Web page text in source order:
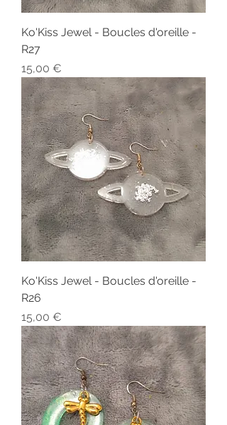
Ko'Kiss Jewel - Boucles d'oreille -
R27
Prix
15,00 €
Ko'Kiss Jewel - Boucles d'oreille -
R26
Prix
15,00 €